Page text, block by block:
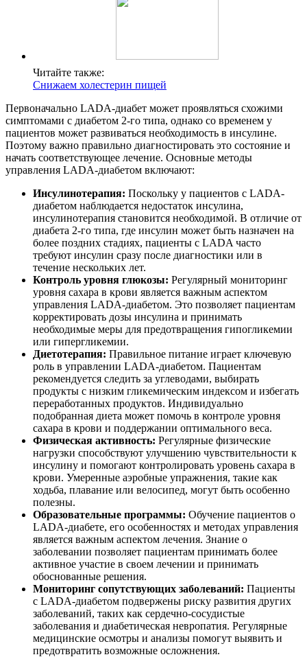
Читайте также:
Снижаем холестерин пищей
Первоначально LADA-диабет может проявляться схожими
симптомами с диабетом 2-го типа, однако со временем у
пациентов может развиваться необходимость в инсулине.
Поэтому важно правильно диагностировать это состояние и
начать соответствующее лечение. Основные методы
управления LADA-диабетом включают:
Инсулинотерапия: Поскольку у пациентов с LADA-
диабетом наблюдается недостаток инсулина,
инсулинотерапия становится необходимой. В отличие от
диабета 2-го типа, где инсулин может быть назначен на
более поздних стадиях, пациенты с LADA часто
требуют инсулин сразу после диагностики или в
течение нескольких лет.
Контроль уровня глюкозы: Регулярный мониторинг
уровня сахара в крови является важным аспектом
управления LADA-диабетом. Это позволяет пациентам
корректировать дозы инсулина и принимать
необходимые меры для предотвращения гипогликемии
или гипергликемии.
Диетотерапия: Правильное питание играет ключевую
роль в управлении LADA-диабетом. Пациентам
рекомендуется следить за углеводами, выбирать
продукты с низким гликемическим индексом и избегать
переработанных продуктов. Индивидуально
подобранная диета может помочь в контроле уровня
сахара в крови и поддержании оптимального веса.
Физическая активность: Регулярные физические
нагрузки способствуют улучшению чувствительности к
инсулину и помогают контролировать уровень сахара в
крови. Умеренные аэробные упражнения, такие как
ходьба, плавание или велосипед, могут быть особенно
полезны.
Образовательные программы: Обучение пациентов о
LADA-диабете, его особенностях и методах управления
является важным аспектом лечения. Знание о
заболевании позволяет пациентам принимать более
активное участие в своем лечении и принимать
обоснованные решения.
Мониторинг сопутствующих заболеваний: Пациенты
с LADA-диабетом подвержены риску развития других
заболеваний, таких как сердечно-сосудистые
заболевания и диабетическая невропатия. Регулярные
медицинские осмотры и анализы помогут выявить и
предотвратить возможные осложнения.